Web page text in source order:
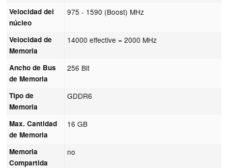
Velocidad del
núcleo
975 - 1590 (Boost) MHz
Velocidad de
Memoria
14000 effective = 2000 MHz
Ancho de Bus
de Memoria
256 Bit
Tipo de
Memoria
GDDR6
Max. Cantidad
de Memoria
16 GB
Memoria
Compartida
no